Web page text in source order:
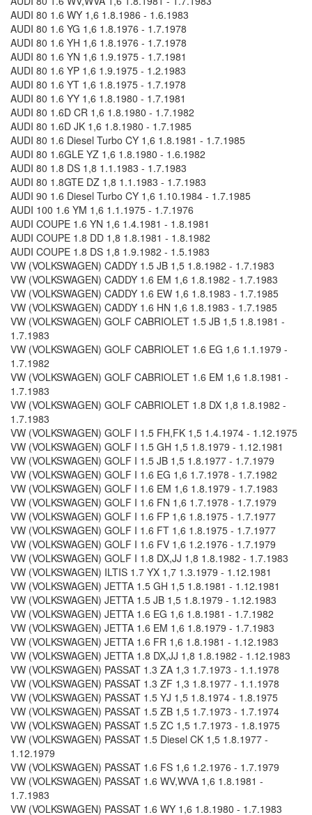
AUDI 80 1.6 WY 1,6 1.8.1986 - 1.6.1983
AUDI 80 1.6 YG 1,6 1.8.1976 - 1.7.1978
AUDI 80 1.6 YH 1,6 1.8.1976 - 1.7.1978
AUDI 80 1.6 YN 1,6 1.9.1975 - 1.7.1981
AUDI 80 1.6 YP 1,6 1.9.1975 - 1.2.1983
AUDI 80 1.6 YT 1,6 1.8.1975 - 1.7.1978
AUDI 80 1.6 YY 1,6 1.8.1980 - 1.7.1981
AUDI 80 1.6D CR 1,6 1.8.1980 - 1.7.1982
AUDI 80 1.6D JK 1,6 1.8.1980 - 1.7.1985
AUDI 80 1.6 Diesel Turbo CY 1,6 1.8.1981 - 1.7.1985
AUDI 80 1.6GLE YZ 1,6 1.8.1980 - 1.6.1982
AUDI 80 1.8 DS 1,8 1.1.1983 - 1.7.1983
AUDI 80 1.8GTE DZ 1,8 1.1.1983 - 1.7.1983
AUDI 90 1.6 Diesel Turbo CY 1,6 1.10.1984 - 1.7.1985
AUDI 100 1.6 YM 1,6 1.1.1975 - 1.7.1976
AUDI COUPE 1.6 YN 1,6 1.4.1981 - 1.8.1981
AUDI COUPE 1.8 DD 1,8 1.8.1981 - 1.8.1982
AUDI COUPE 1.8 DS 1,8 1.9.1982 - 1.5.1983
VW (VOLKSWAGEN) CADDY 1.5 JB 1,5 1.8.1982 - 1.7.1983
VW (VOLKSWAGEN) CADDY 1.6 EM 1,6 1.8.1982 - 1.7.1983
VW (VOLKSWAGEN) CADDY 1.6 EW 1,6 1.8.1983 - 1.7.1985
VW (VOLKSWAGEN) CADDY 1.6 HN 1,6 1.8.1983 - 1.7.1985
VW (VOLKSWAGEN) GOLF CABRIOLET 1.5 JB 1,5 1.8.1981 -
1.7.1983
VW (VOLKSWAGEN) GOLF CABRIOLET 1.6 EG 1,6 1.1.1979 -
1.7.1982
VW (VOLKSWAGEN) GOLF CABRIOLET 1.6 EM 1,6 1.8.1981 -
1.7.1983
VW (VOLKSWAGEN) GOLF CABRIOLET 1.8 DX 1,8 1.8.1982 -
1.7.1983
VW (VOLKSWAGEN) GOLF I 1.5 FH,FK 1,5 1.4.1974 - 1.12.1975
VW (VOLKSWAGEN) GOLF I 1.5 GH 1,5 1.8.1979 - 1.12.1981
VW (VOLKSWAGEN) GOLF I 1.5 JB 1,5 1.8.1977 - 1.7.1979
VW (VOLKSWAGEN) GOLF I 1.6 EG 1,6 1.7.1978 - 1.7.1982
VW (VOLKSWAGEN) GOLF I 1.6 EM 1,6 1.8.1979 - 1.7.1983
VW (VOLKSWAGEN) GOLF I 1.6 FN 1,6 1.7.1978 - 1.7.1979
VW (VOLKSWAGEN) GOLF I 1.6 FP 1,6 1.8.1975 - 1.7.1977
VW (VOLKSWAGEN) GOLF I 1.6 FT 1,6 1.8.1975 - 1.7.1977
VW (VOLKSWAGEN) GOLF I 1.6 FV 1,6 1.2.1976 - 1.7.1979
VW (VOLKSWAGEN) GOLF I 1.8 DX,JJ 1,8 1.8.1982 - 1.7.1983
VW (VOLKSWAGEN) ILTIS 1.7 YX 1,7 1.3.1979 - 1.12.1981
VW (VOLKSWAGEN) JETTA 1.5 GH 1,5 1.8.1981 - 1.12.1981
VW (VOLKSWAGEN) JETTA 1.5 JB 1,5 1.8.1979 - 1.12.1983
VW (VOLKSWAGEN) JETTA 1.6 EG 1,6 1.8.1981 - 1.7.1982
VW (VOLKSWAGEN) JETTA 1.6 EM 1,6 1.8.1979 - 1.7.1983
VW (VOLKSWAGEN) JETTA 1.6 FR 1,6 1.8.1981 - 1.12.1983
VW (VOLKSWAGEN) JETTA 1.8 DX,JJ 1,8 1.8.1982 - 1.12.1983
VW (VOLKSWAGEN) PASSAT 1.3 ZA 1,3 1.7.1973 - 1.1.1978
VW (VOLKSWAGEN) PASSAT 1.3 ZF 1,3 1.8.1977 - 1.1.1978
VW (VOLKSWAGEN) PASSAT 1.5 YJ 1,5 1.8.1974 - 1.8.1975
VW (VOLKSWAGEN) PASSAT 1.5 ZB 1,5 1.7.1973 - 1.7.1974
VW (VOLKSWAGEN) PASSAT 1.5 ZC 1,5 1.7.1973 - 1.8.1975
VW (VOLKSWAGEN) PASSAT 1.5 Diesel CK 1,5 1.8.1977 -
1.12.1979
VW (VOLKSWAGEN) PASSAT 1.6 FS 1,6 1.2.1976 - 1.7.1979
VW (VOLKSWAGEN) PASSAT 1.6 WV,WVA 1,6 1.8.1981 -
1.7.1983
VW (VOLKSWAGEN) PASSAT 1.6 WY 1,6 1.8.1980 - 1.7.1983